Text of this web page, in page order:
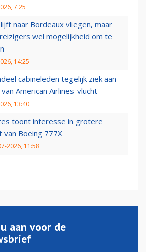
7:25
naar Bordeaux vliegen, maar
wel mogelijkheid om te
14:25
cabineleden tegelijk ziek aan
American Airlines-vlucht
13:40
toont interesse in grotere
van Boeing 777X
2026, 11:58
aan voor de